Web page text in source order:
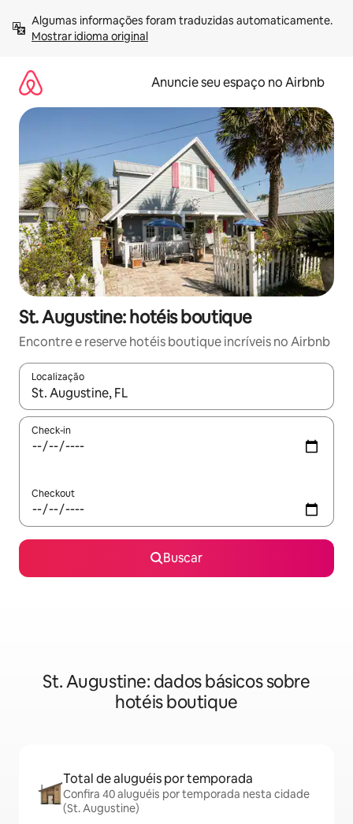
para
Mostrar idioma original
Anuncie seu espaço no Airbnb
St. Augustine: hotéis boutique
Encontre e reserve hotéis boutique incríveis no Airbnb
Localização
Quando os resultados estiverem disponíveis, explore-os
Check-in
Checkout
Buscar
St. Augustine: dados básicos sobre
hotéis boutique
Total de aluguéis por temporada
Confira 40 aluguéis por temporada nesta cidade
(St. Augustine)